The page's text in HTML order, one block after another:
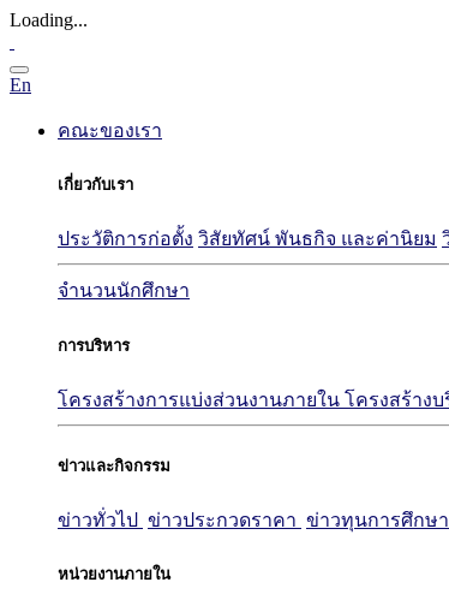
Loading...
En
คณะของเรา
เกี่ยวกับเรา
ประวัติการก่อตั้ง วิสัยทัศน์ พันธกิจ และค่านิยม
จำนวนนักศึกษา
การบริหาร
โครงสร้างการแบ่งส่วนงานภายใน โครงสร้าง
ข่าวและกิจกรรม
ข่าวทั่วไป ข่าวประกวดราคา ข่าวทุนการศึกษา
หน่วยงานภายใน